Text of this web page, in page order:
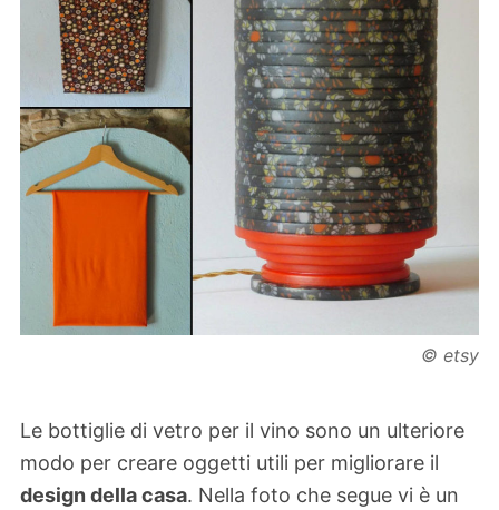
© etsy
Le bottiglie di vetro per il vino sono un ulteriore
modo per creare oggetti utili per migliorare il
design della casa. Nella foto che segue vi è un